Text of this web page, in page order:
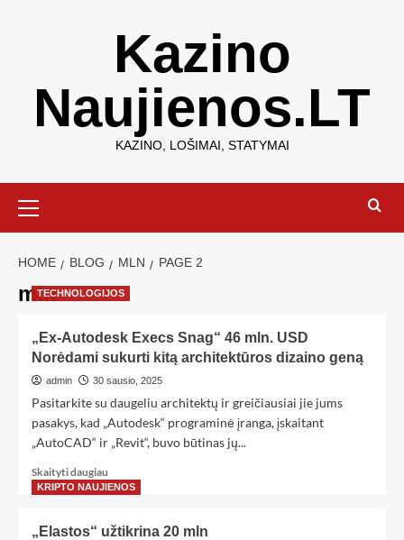
Kazino
Naujienos.LT
KAZINO, LOŠIMAI, STATYMAI
HOME BLOG MLN PAGE 2
mlnTECHNOLOGIJOS
„Ex-Autodesk Execs Snag“ 46 mln. USD
Norėdami sukurti kitą architektūros dizaino geną
admin 30 sausio, 2025
Pasitarkite su daugeliu architektų ir greičiausiai jie jums
pasakys, kad „Autodesk“ programinė įranga, įskaitant
„AutoCAD“ ir „Revit“, buvo būtinas jų...
Skaityti daugiau
KRIPTO NAUJIENOS
„Elastos“ užtikrina 20 mln